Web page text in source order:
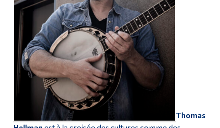
Thomas